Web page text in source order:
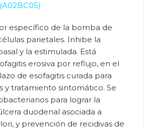
específico de la bomba de
parietales. Inhibe la
y la estimulada. Está
erosiva por reflujo, en el
de esofagitis curada para
y tratamiento sintomático. Se
para lograr la
duodenal asociada a
y prevención de recidivas de